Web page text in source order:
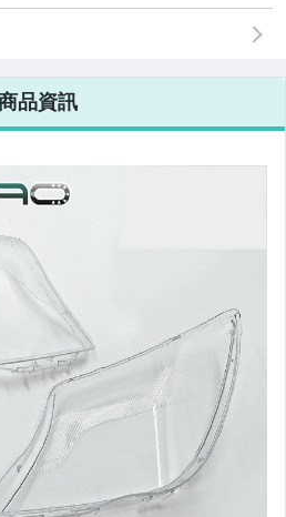
品資訊